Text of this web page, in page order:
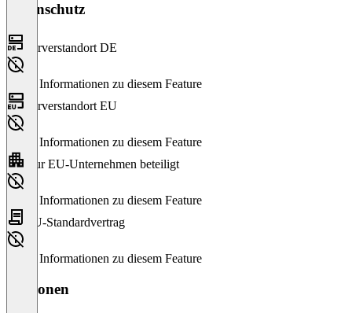
Datenschutz
Serverstandort DE
Keine Informationen zu diesem Feature
Serverstandort EU
Keine Informationen zu diesem Feature
Nur EU-Unternehmen beteiligt
Keine Informationen zu diesem Feature
EU-Standardvertrag
Keine Informationen zu diesem Feature
Versionen